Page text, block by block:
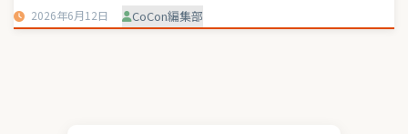
2026年6月12日 CoCon編集部